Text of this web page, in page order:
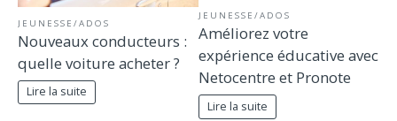
JEUNESSE/ADOS
Nouveaux conducteurs :
quelle voiture acheter ?
Lire la suite
JEUNESSE/ADOS
Améliorez votre
expérience éducative avec
Netocentre et Pronote
Lire la suite